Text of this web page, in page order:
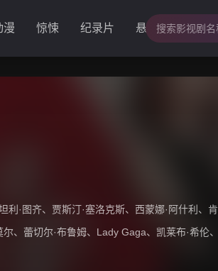
漫 惊悚 纪录片 悬疑
利·图齐、 贾斯汀·塞洛克斯、 西蒙娜·阿什利 、
尔、 蕾切尔·布鲁姆、 Lady Gaga、 凯莱布·希伦、